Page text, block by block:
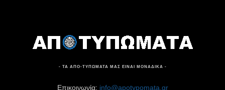
- ΤΑ ΑΠΟ-ΤΥΠΩΜΑΤΑ ΜΑΣ ΕΙΝΑΙ ΜΟΝΑΔΙΚΑ -
Επικοινωνία: info@apotypomata.gr